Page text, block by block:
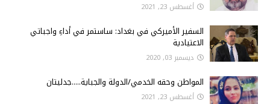
أغسطس 23, 2021
السفير الأميركي في بغداد: ساستمر في أداءِ واجباتي
الاعتيادية
ديسمبر 03, 2020
المواطن وحقه الخدمي/الدولة والجباية.....جدليتان
أغسطس 23, 2021